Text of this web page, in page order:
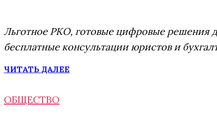
Льготное РКО, готовые цифровые решения
бесплатные консультации юристов и
ЧИТАТЬ ДАЛЕЕ
ОБЩЕСТВО